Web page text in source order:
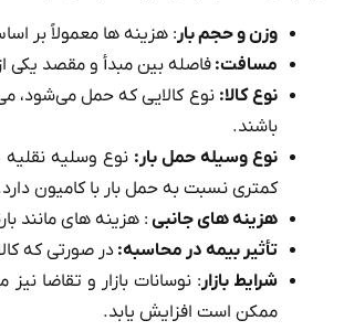
وزن و حجم بار: هزینه‌ ها معمولاً بر
مسافت: فاصله بین مبدأ و مقصد یکی
نوع کالا: نوع کالایی که حمل می‌شود،
باشند.
نوع وسیله حمل بار: نوع وسلیه
کمتری نسبت به حمل بار با کامیون
هزینه های جانبی: هزینه های مانند
تأثیر بیمه در محاسبه: در صورتی که
شرایط بازار: نوسانات بازار و تقاضا
ممکن است افزایش یابد.